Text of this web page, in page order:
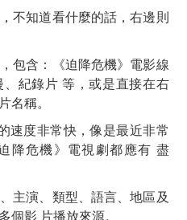
不知道看什麼的話，右邊則
包含：《迫降危機》電影線
紀錄片 等，或是直接在右
名稱。
速度非常快，像是最近非常
降危機》電視劇都應有 盡
主演、類型、語言、地區及
個影 片播放來源。